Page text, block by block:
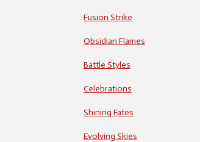
Fusion Strike
Obsidian Flames
Battle Styles
Celebrations
Shining Fates
Evolving Skies